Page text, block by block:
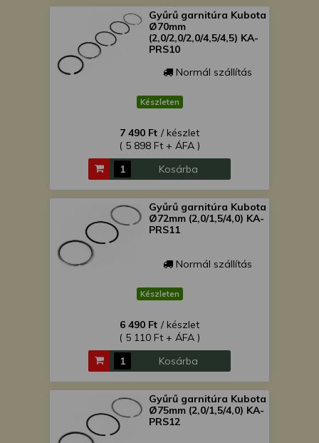
Gyűrű garnitúra Kubota
Ø70mm
(2,0/2,0/2,0/4,5/4,5) KA-
PRS10
Normál szállítás
Készleten
7 490 Ft / készlet
( 5 898 Ft + ÁFA )
Kosárba
Gyűrű garnitúra Kubota
Ø72mm (2,0/1,5/4,0) KA-
PRS11
Normál szállítás
Készleten
6 490 Ft / készlet
( 5 110 Ft + ÁFA )
Kosárba
Gyűrű garnitúra Kubota
Ø75mm (2,0/1,5/4,0) KA-
PRS12